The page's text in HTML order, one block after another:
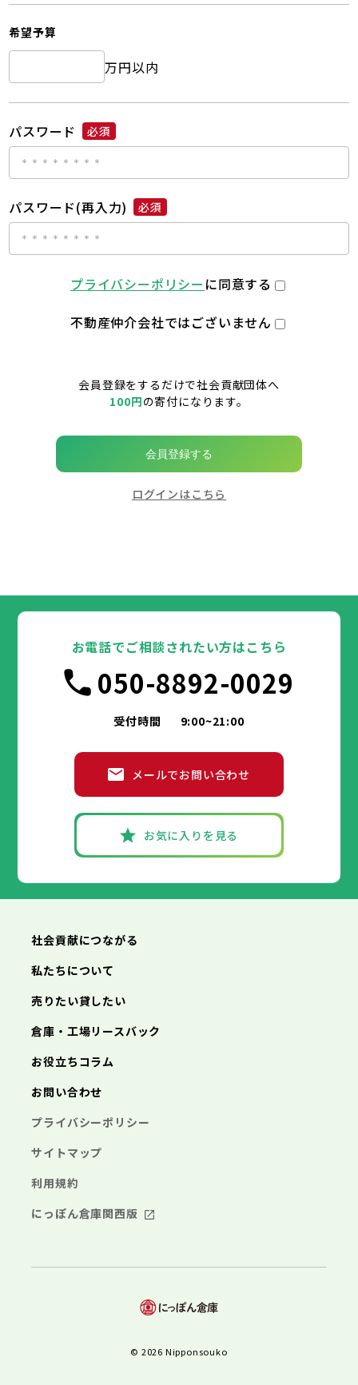
希望予算
万円以内
パスワード 必須
パスワード(再入力) 必須
プライバシーポリシー に同意する
不動産仲介会社ではございません
会員登録をするだけで社会貢献団体へ
100円の寄付になります。
会員登録する
ログインはこちら
お電話でご相談されたい方はこちら
050-8892-0029
受付時間 9:00~21:00
メールでお問い合わせ
お気に入りを見る
社会貢献につながる
私たちについて
売りたい貸したい
倉庫・工場リースバック
お役立ちコラム
お問い合わせ
プライバシーポリシー
サイトマップ
利用規約
にっぽん倉庫関西版
© 2026 Nipponsouko